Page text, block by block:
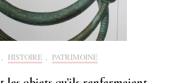
, HISTOIRE , PATRIMOINE